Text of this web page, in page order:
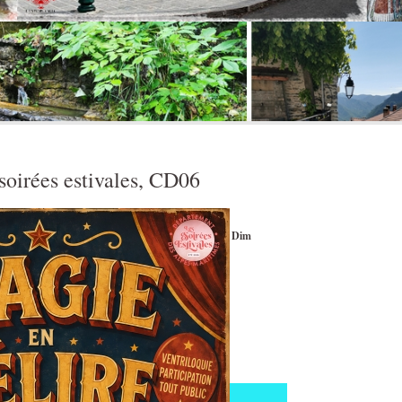
Ven Sam Dim
1 2
8
Associations
Concours de
boules
carrées
09:00
9
estivales, CD06